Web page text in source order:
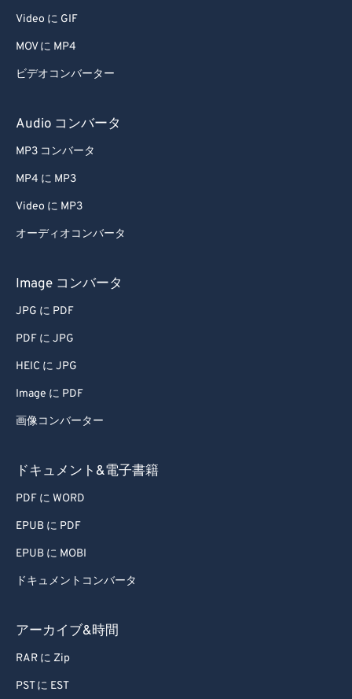
Video に GIF
MOV に MP4
ビデオコンバーター
Audio コンバータ
MP3 コンバータ
MP4 に MP3
Video に MP3
オーディオコンバータ
Image コンバータ
JPG に PDF
PDF に JPG
HEIC に JPG
Image に PDF
画像コンバーター
ドキュメント&電子書籍
PDF に WORD
EPUB に PDF
EPUB に MOBI
ドキュメントコンバータ
アーカイブ&時間
RAR に Zip
PST に EST